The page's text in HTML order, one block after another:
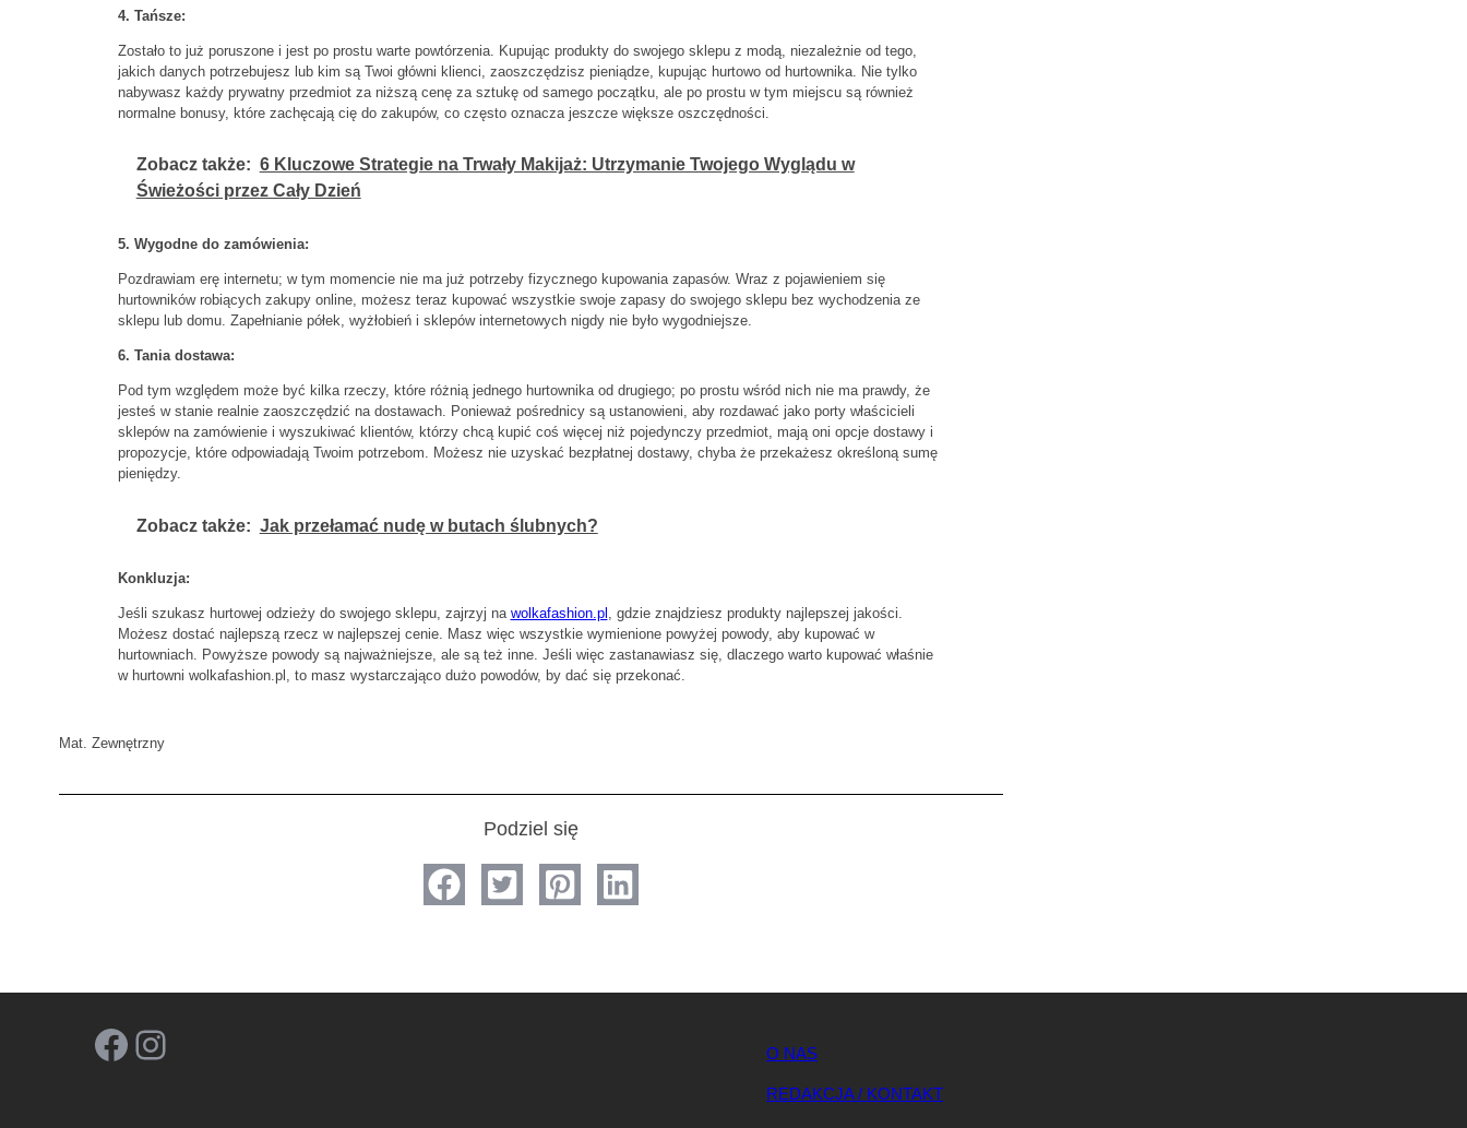
4. Tańsze:
Zostało to już poruszone i jest po prostu warte powtórzenia. Kupując produkty do swojego sklepu z modą, niezależnie od tego,
jakich danych potrzebujesz lub kim są Twoi główni klienci, zaoszczędzisz pieniądze, kupując hurtowo od hurtownika. Nie tylko
nabywasz każdy prywatny przedmiot za niższą cenę za sztukę od samego początku, ale po prostu w tym miejscu są również
normalne bonusy, które zachęcają cię do zakupów, co często oznacza jeszcze większe oszczędności.
Zobacz także: 6 Kluczowe Strategie na Trwały Makijaż: Utrzymanie Twojego Wyglądu w
Świeżości przez Cały Dzień
5. Wygodne do zamówienia:
Pozdrawiam erę internetu; w tym momencie nie ma już potrzeby fizycznego kupowania zapasów. Wraz z pojawieniem się
hurtowników robiących zakupy online, możesz teraz kupować wszystkie swoje zapasy do swojego sklepu bez wychodzenia ze
sklepu lub domu. Zapełnianie półek, wyżłobień i sklepów internetowych nigdy nie było wygodniejsze.
6. Tania dostawa:
Pod tym względem może być kilka rzeczy, które różnią jednego hurtownika od drugiego; po prostu wśród nich nie ma prawdy, że
jesteś w stanie realnie zaoszczędzić na dostawach. Ponieważ pośrednicy są ustanowieni, aby rozdawać jako porty właścicieli
sklepów na zamówienie i wyszukiwać klientów, którzy chcą kupić coś więcej niż pojedynczy przedmiot, mają oni opcje dostawy i
propozycje, które odpowiadają Twoim potrzebom. Możesz nie uzyskać bezpłatnej dostawy, chyba że przekażesz określoną sumę
pieniędzy.
Zobacz także: Jak przełamać nudę w butach ślubnych?
Konkluzja:
Jeśli szukasz hurtowej odzieży do swojego sklepu, zajrzyj na wolkafashion.pl , gdzie znajdziesz produkty najlepszej jakości.
Możesz dostać najlepszą rzecz w najlepszej cenie. Masz więc wszystkie wymienione powyżej powody, aby kupować w
hurtowniach. Powyższe powody są najważniejsze, ale są też inne. Jeśli więc zastanawiasz się, dlaczego warto kupować właśnie
w hurtowni wolkafashion.pl, to masz wystarczająco dużo powodów, by dać się przekonać.
Mat. Zewnętrzny
Podziel się
Facebook Instagram O NAS
REDAKCJA / KONTAKT